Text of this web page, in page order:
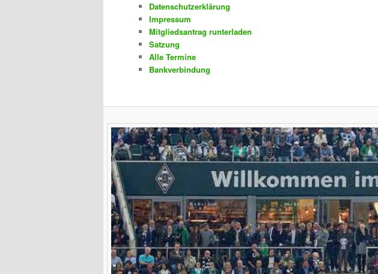
Datenschutzerklärung
Impressum
Mitgliedsantrag runterladen
Satzung
Alle Termine
Bankverbindung